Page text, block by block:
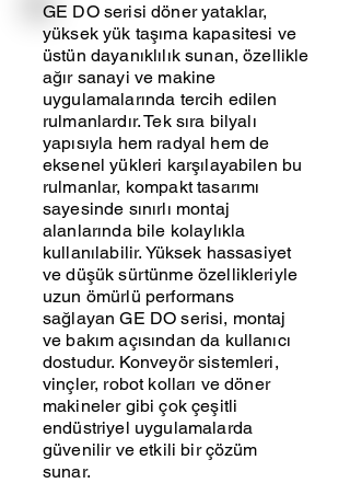
GE DO serisi döner yataklar,
yüksek yük taşıma kapasitesi ve
üstün dayanıklılık sunan, özellikle
ağır sanayi ve makine
uygulamalarında tercih edilen
rulmanlardır. Tek sıra bilyalı
yapısıyla hem radyal hem de
eksenel yükleri karşılayabilen bu
rulmanlar, kompakt tasarımı
sayesinde sınırlı montaj
alanlarında bile kolaylıkla
kullanılabilir. Yüksek hassasiyet
ve düşük sürtünme özellikleriyle
uzun ömürlü performans
sağlayan GE DO serisi, montaj
ve bakım açısından da kullanıcı
dostudur. Konveyör sistemleri,
vinçler, robot kolları ve döner
makineler gibi çok çeşitli
endüstriyel uygulamalarda
güvenilir ve etkili bir çözüm
sunar.